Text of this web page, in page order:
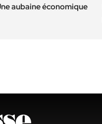
aubaine économique